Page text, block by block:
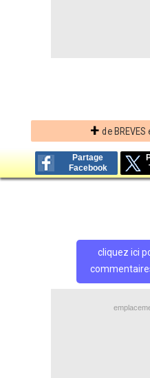
+ de
Partage
Facebook
cliquez ici